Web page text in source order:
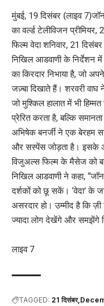
मुंबई, 19 दिसंबर (लाइव
का वर्ल्ड टेलीविजन प्रीमियर,
फिल्म वेदा शनिवार, 21
निखिल आडवाणी के निर्देशन
का किरदार निभाया है, जो
जज़्बा दिखाते हैं। शरवरी वाघ
जो मुश्किल हालात में भी
प्रेरित करता है, बल्कि
अभिषेक बनर्जी ने एक बेरहम
और सस्पेंस जोड़ता है। इसके
विजुअल्स फिल्म के मैसेज को
निखिल आडवाणी ने कहा,
दर्शकों को छू सकें। ‘वेदा’ के
असरदार हो। उम्मीद है कि
ज्यादा लोग देखेंगे और समझेंगे
लाइव 7
TAGGED: 21 दिसंबर